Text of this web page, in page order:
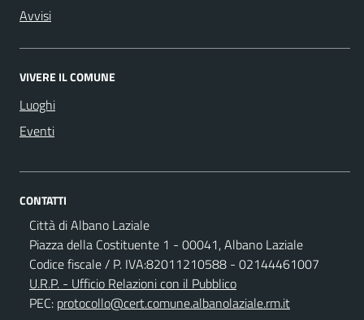
Avvisi
VIVERE IL COMUNE
Luoghi
Eventi
CONTATTI
Città di Albano Laziale
Piazza della Costituente 1 - 00041, Albano Laziale
Codice fiscale / P. IVA:82011210588 - 02144461007
U.R.P. - Ufficio Relazioni con il Pubblico
PEC: protocollo@cert.comune.albanolaziale.rm.it